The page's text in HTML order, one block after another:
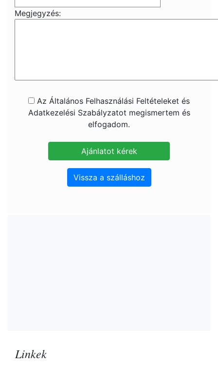
Megjegyzés:
Az Általános Felhasználási Feltételeket és
Adatkezelési Szabályzatot megismertem és
elfogadom.
Vissza a szálláshoz
Linkek